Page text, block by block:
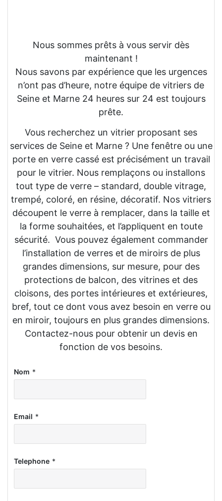
Nous sommes prêts à vous servir dès
maintenant !
Nous savons par expérience que les urgences
n’ont pas d’heure, notre équipe de vitriers de
Seine et Marne 24 heures sur 24 est toujours
prête.
Vous recherchez un vitrier proposant ses
services de Seine et Marne ? Une fenêtre ou une
porte en verre cassé est précisément un travail
pour le vitrier. Nous remplaçons ou installons
tout type de verre – standard, double vitrage,
trempé, coloré, en résine, décoratif. Nos vitriers
découpent le verre à remplacer, dans la taille et
la forme souhaitées, et l’appliquent en toute
sécurité. Vous pouvez également commander
l’installation de verres et de miroirs de plus
grandes dimensions, sur mesure, pour des
protections de balcon, des vitrines et des
cloisons, des portes intérieures et extérieures,
bref, tout ce dont vous avez besoin en verre ou
en miroir, toujours en plus grandes dimensions.
Contactez-nous pour obtenir un devis en
fonction de vos besoins.
Nom *
Email *
Telephone *